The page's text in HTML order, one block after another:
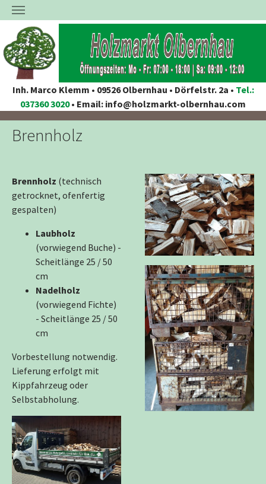
Zum Hauptinhalt springen
Inh. Marco Klemm • 09526 Olbernhau • Dörfelstr. 2a • Tel.:
037360 3020• Email: info@holzmarkt-olbernhau.com
Brennholz
Brennholz (technisch
getrocknet, ofenfertig
gespalten)
Laubholz
(vorwiegend Buche) -
Scheitlänge 25 / 50
cm
Nadelholz
(vorwiegend Fichte)
- Scheitlänge 25 / 50
cm
Vorbestellung notwendig.
Lieferung erfolgt mit
Kippfahrzeug oder
Selbstabholung.